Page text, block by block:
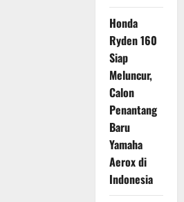
Honda
Ryden 160
Siap
Meluncur,
Calon
Penantang
Baru
Yamaha
Aerox di
Indonesia